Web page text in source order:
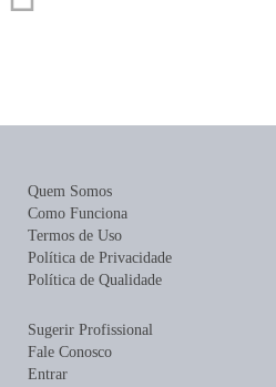
Quem Somos
Como Funciona
Termos de Uso
Política de Privacidade
Política de Qualidade
Sugerir Profissional
Fale Conosco
Entrar